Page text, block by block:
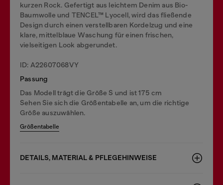
kurzen Rock. Gefertigt aus leichtem Denim aus Bio-
Baumwolle und TENCEL™ Lyocell, wird das fließende
Design durch einen verstellbaren Kordelzug und eine
klare, mittelblaue Waschung für einen frischen,
vielseitigen Look abgerundet.
ID: A22607068VY
Passung
Das Modell trägt die Größe S und ist 175 cm
Sehen Sie sich die Größentabelle an, um die richtige
Größe auszuwählen.
Größentabelle
DETAILS, MATERIAL & PFLEGEHINWEISE